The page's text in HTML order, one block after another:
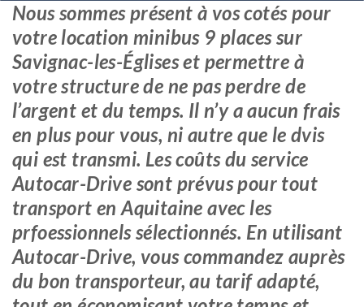
Nous sommes présent à vos cotés pour
votre location minibus 9 places sur
Savignac-les-Églises et permettre à
votre structure de ne pas perdre de
l’argent et du temps. Il n’y a aucun frais
en plus pour vous, ni autre que le dvis
qui est transmi. Les coûts du service
Autocar-Drive sont prévus pour tout
transport en Aquitaine avec les
prfoessionnels sélectionnés. En utilisant
Autocar-Drive, vous commandez auprès
du bon transporteur, au tarif adapté,